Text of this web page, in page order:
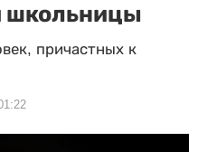
школьницы
причастных к